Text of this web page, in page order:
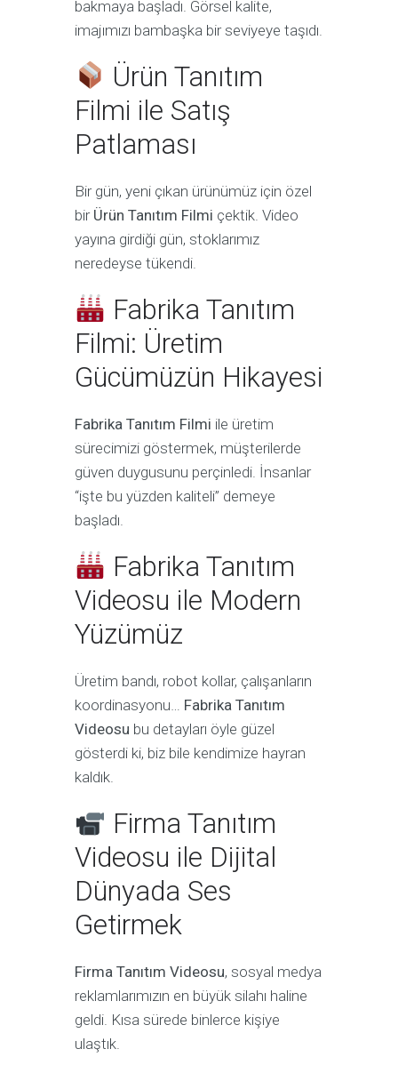
bakmaya başladı. Görsel kalite,
imajımızı bambaşka bir seviyeye taşıdı.
Ürün Tanıtım
Filmi ile Satış
Patlaması
Bir gün, yeni çıkan ürünümüz için özel
bir Ürün Tanıtım Filmi çektik. Video
yayına girdiği gün, stoklarımız
neredeyse tükendi.
Fabrika Tanıtım
Filmi: Üretim
Gücümüzün Hikayesi
Fabrika Tanıtım Filmi ile üretim
sürecimizi göstermek, müşterilerde
güven duygusunu perçinledi. İnsanlar
“işte bu yüzden kaliteli” demeye
başladı.
Fabrika Tanıtım
Videosu ile Modern
Yüzümüz
Üretim bandı, robot kollar, çalışanların
koordinasyonu… Fabrika Tanıtım
Videosu bu detayları öyle güzel
gösterdi ki, biz bile kendimize hayran
kaldık.
Firma Tanıtım
Videosu ile Dijital
Dünyada Ses
Getirmek
Firma Tanıtım Videosu, sosyal medya
reklamlarımızın en büyük silahı haline
geldi. Kısa sürede binlerce kişiye
ulaştık.